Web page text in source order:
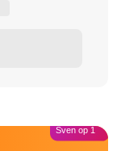
Sven op 1